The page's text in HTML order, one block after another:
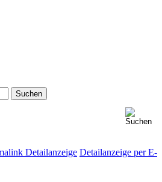
Detailanzeige Detailanzeige per E-